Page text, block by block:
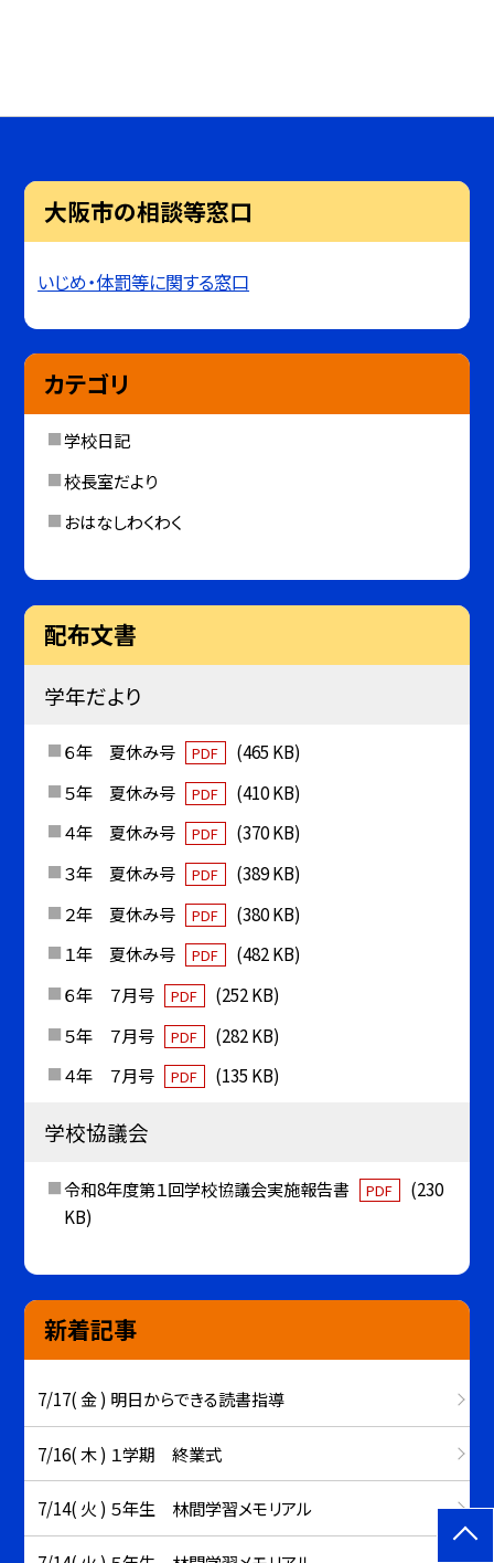
大阪市の相談等窓口
いじめ・体罰等に関する窓口
カテゴリ
学校日記
校長室だより
おはなしわくわく
配布文書
学年だより
６年 夏休み号 PDF
(465 KB)
５年 夏休み号
PDF
(410 KB)
４年 夏休み号
PDF
(370 KB)
３年 夏休み号
PDF
(389 KB)
２年 夏休み号
PDF
(380 KB)
１年 夏休み号
PDF
(482 KB)
６年 ７月号
PDF
(252 KB)
５年 ７月号
PDF
(282 KB)
４年 ７月号
PDF (135 KB)
学校協議会
令和8年度第１回学校協議会実施報告書 PDF
(230
KB)
新着記事
7/17( 金 ) 明日からできる読書指導
7/16( 木 ) １学期 終業式
7/14( 火 ) ５年生 林間学習メモリアル